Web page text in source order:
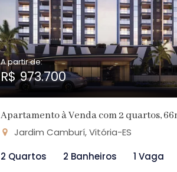
A partir de:
R$ 973.700
Apartamento à Venda com 2 quartos,
Jardim Camburí, Vitória-ES
2 Quartos
2 Banheiros 1 Vaga